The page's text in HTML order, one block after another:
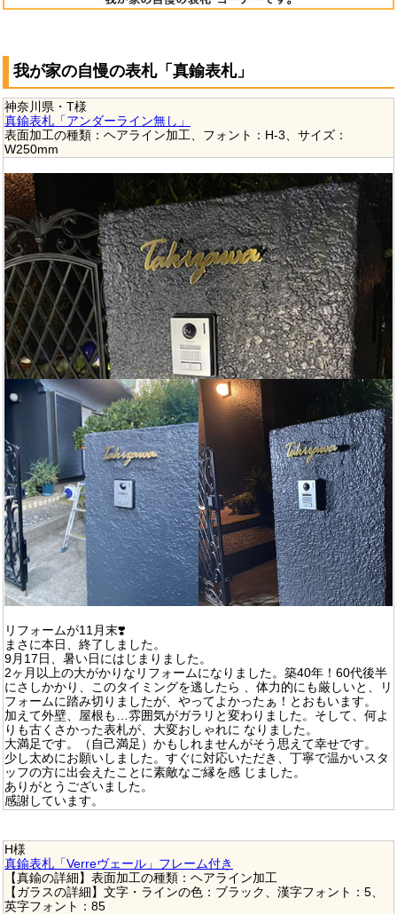
我が家の自慢の表札「真鍮表札」
神奈川県・T様
真鍮表札「アンダーライン無し」
表面加工の種類：ヘアライン加工、フォント：H-3、サイズ：
W250mm
リフォームが11月末❣️
まさに本日、終了しました。
9月17日、暑い日にはじまりました。
2ヶ月以上の大がかりなリフォームになりました。築40年！60代後半
にさしかかり、このタイミングを逃したら 、体力的にも厳しいと、リ
フォームに踏み切りましたが、やってよかったぁ！とおもいます。
加えて外壁、屋根も…雰囲気がガラリと変わりました。そして、何よ
りも古くさかった表札が、大変おしゃれに なりました。
大満足です。（自己満足）かもしれませんがそう思えて幸せです。
少し太めにお願いしました。すぐに対応いただき、丁寧で温かいスタ
ッフの方に出会えたことに素敵なご縁を感 じました。
ありがとうございました。
感謝しています。
H様
真鍮表札「Verreヴェール」フレーム付き
【真鍮の詳細】表面加工の種類：ヘアライン加工
【ガラスの詳細】文字・ラインの色：ブラック、漢字フォント：5、
英字フォント：85